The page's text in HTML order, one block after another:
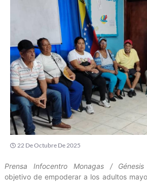
22 De Octubre De 2025
Prensa Infocentro Monagas / Génesis
objetivo de empoderar a los adultos